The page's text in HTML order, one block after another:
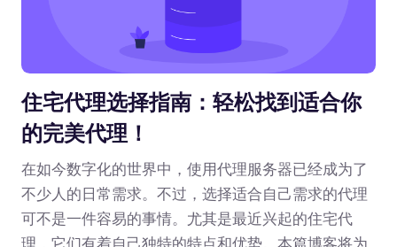
住宅代理选择指南：轻松找到适合你
的完美代理！
在如今数字化的世界中，使用代理服务器已经成为了
不少人的日常需求。不过，选择适合自己需求的代理
可不是一件容易的事情。尤其是最近兴起的住宅代
理，它们有着自己独特的特点和优势。本篇博客将为